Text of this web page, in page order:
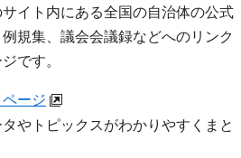
イト内にある全国の自治体の公式
規集、議会会議録などへのリンク
です。
ージ
やトピックスがわかりやすくまと